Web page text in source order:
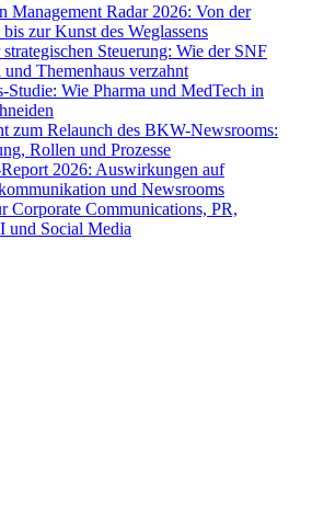
Management Radar 2026: Von der
zur Kunst des Weglassens
Steuerung: Wie der SNF
Themenhaus verzahnt
Studie: Wie Pharma und MedTech in
zum Relaunch des BKW-Newsrooms:
Rollen und Prozesse
2026: Auswirkungen auf
und Newsrooms
Corporate Communications, PR,
und Social Media